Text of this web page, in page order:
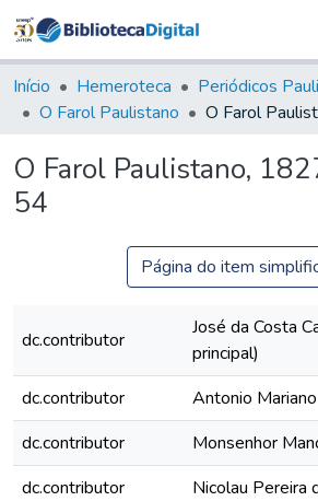
&
Coleções
Tudo na
Digital
Início Hemeroteca
Periódicos
O Farol Paulistano
O Farol Paulistano,
54
Página do item
dc.contributor
José da Costa
principal)
dc.contributor
Antonio
dc.contributor
Monsenhor
dc.contributor
Nicolau Pereira